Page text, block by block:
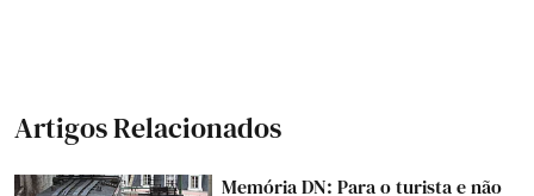
Artigos Relacionados
Memória DN: Para o turista e não